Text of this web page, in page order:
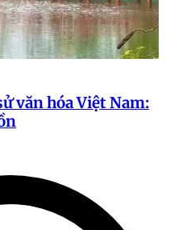
văn hóa Việt Nam: